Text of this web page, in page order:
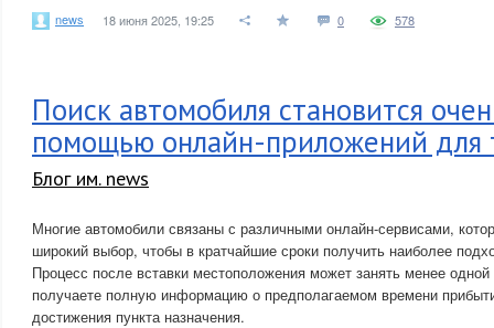
news 18 июня 2025, 19:25 0 578
Поиск автомобиля становится
помощью онлайн-приложений для
Блог им. news
Многие автомобили связаны с различными онлайн-сервисами,
широкий выбор, чтобы в кратчайшие сроки получить наиболее
Процесс после вставки местоположения может занять менее
получаете полную информацию о предполагаемом времени
достижения пункта назначения.